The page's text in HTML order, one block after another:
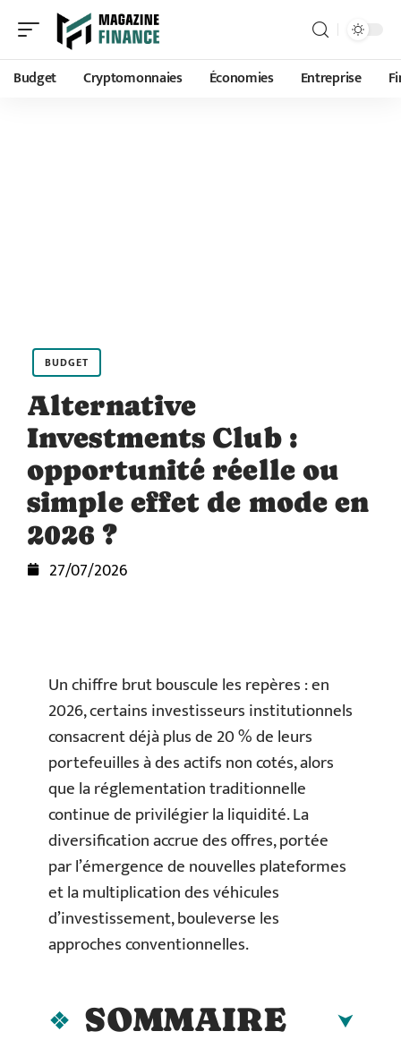
Budget Cryptomonnaies Économies Entreprise
BUDGET
Alternative
Investments Club :
opportunité réelle ou
simple effet de mode en
2026 ?
27/07/2026
Un chiffre brut bouscule les repères : en
2026, certains investisseurs institutionnels
consacrent déjà plus de 20 % de leurs
portefeuilles à des actifs non cotés, alors
que la réglementation traditionnelle
continue de privilégier la liquidité. La
diversification accrue des offres, portée
par l’émergence de nouvelles plateformes
et la multiplication des véhicules
d’investissement, bouleverse les
approches conventionnelles.
SOMMAIRE